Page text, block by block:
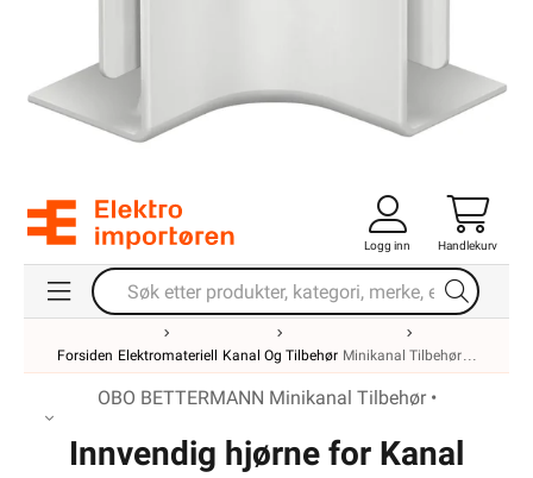
Logg inn Handlekurv
Forsiden Elektromateriell Kanal Og Tilbehør Minikanal Tilbehør
OBO BETTERMANN Minikanal Tilbehør •
Innvendig hjørne for Kanal